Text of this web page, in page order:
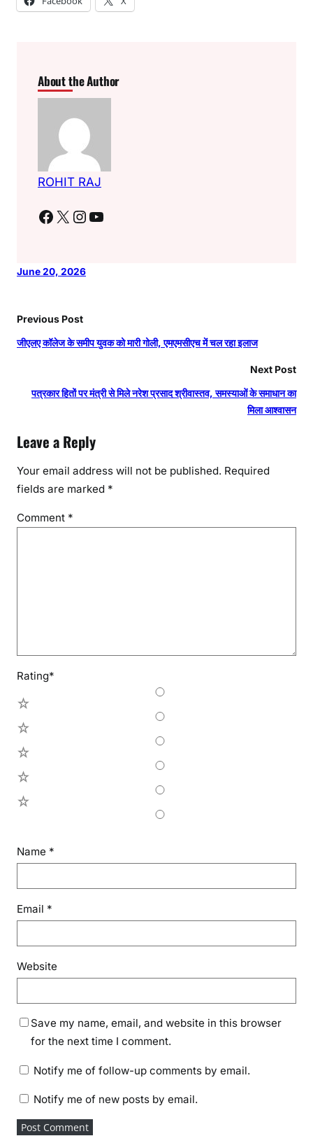
About the Author
ROHIT RAJ
Facebook X Instagram YouTube
June 20, 2026
Previous Post
जीएलए कॉलेज के समीप युवक को मारी गोली, एमएमसीएच में चल रहा इलाज
Next Post
पत्रकार हितों पर मंत्री से मिले नरेश प्रसाद श्रीवास्तव, समस्याओं के समाधान का
मिला आश्वासन
Leave a Reply
Your email address will not be published. Required
fields are marked *
Comment *
Rating*
Name *
Email *
Website
Save my name, email, and website in this browser
for the next time I comment.
Notify me of follow-up comments by email.
Notify me of new posts by email.